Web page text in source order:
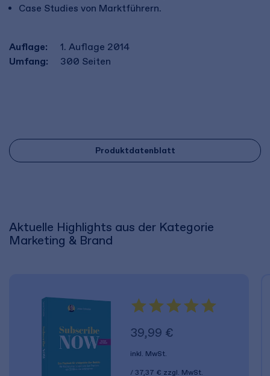
Case Studies von Marktführern.
Auflage:
1. Auflage 2014
Umfang:
300 Seiten
Produktdatenblatt
Aktuelle Highlights aus der Kategorie
Marketing & Brand
39,99 €
inkl. MwSt.
37,37 € zzgl. MwSt.